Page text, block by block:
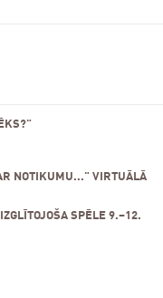
NOTIKUMU..." VIRTUĀLĀ
SPĒLE 9.–12.